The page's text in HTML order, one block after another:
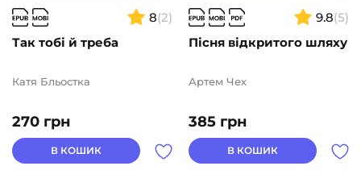
ЦІНА
2 1000
8(2)
Так тобі й треба
270 грн
Катя Бльостка
В КОШИК
9.8(5)
Пісня відкритого шляху
385 грн
Артем Чех
В КОШИК